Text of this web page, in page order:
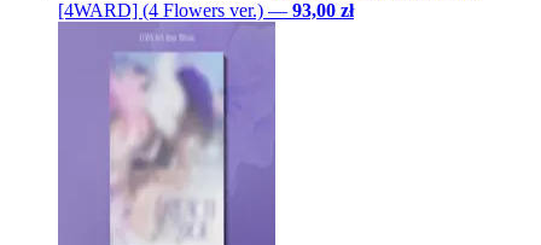
[4WARD] (4 Flowers ver.) — 93,00 zł